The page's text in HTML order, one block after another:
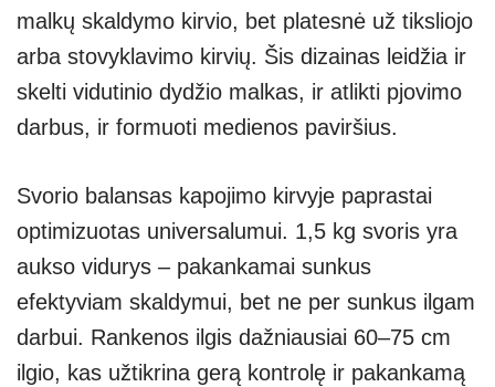
malkų skaldymo kirvio, bet platesnė už tiksliojo
arba stovyklavimo kirvių. Šis dizainas leidžia ir
skelti vidutinio dydžio malkas, ir atlikti pjovimo
darbus, ir formuoti medienos paviršius.
Svorio balansas kapojimo kirvyje paprastai
optimizuotas universalumui. 1,5 kg svoris yra
aukso vidurys – pakankamai sunkus
efektyviam skaldymui, bet ne per sunkus ilgam
darbui. Rankenos ilgis dažniausiai 60–75 cm
ilgio, kas užtikrina gerą kontrolę ir pakankamą